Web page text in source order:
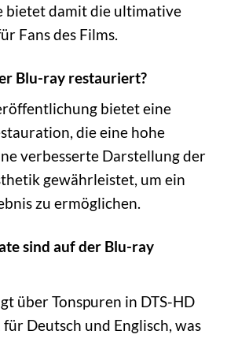
bietet damit die ultimative
Fans des Films.
Blu-ray restauriert?
bietet eine
die eine hohe
verbesserte Darstellung der
gewährleistet, um ein
zu ermöglichen.
sind auf der Blu-ray
über Tonspuren in DTS-HD
Deutsch und Englisch, was